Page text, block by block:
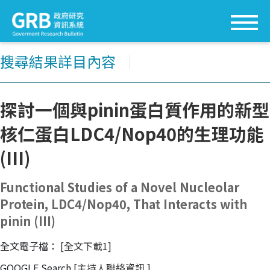
搜尋結果詳目內容
探討一個與pinin蛋白質作用的新型
核仁蛋白LDC4/Nop40的生理功能
(III)
Functional Studies of a Novel Nucleolar
Protein, LDC4/Nop40, That Interacts with
pinin (III)
全文電子檔： [全文下載1]